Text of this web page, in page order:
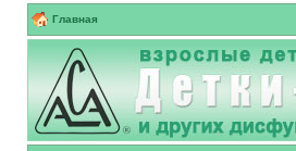
Главная